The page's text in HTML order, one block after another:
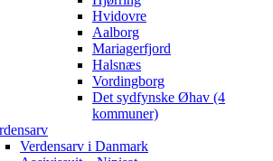
Hvidovre
Aalborg
Mariagerfjord
Halsnæs
Vordingborg
Det sydfynske Øhav (4
kommuner)
Verdensarv i Danmark